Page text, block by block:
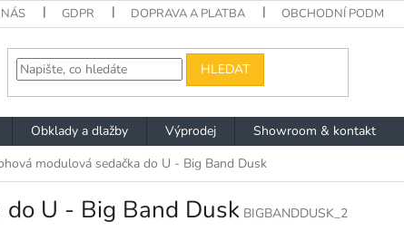
GDPR DOPRAVA A PLATBA OBCHODNÍ PODMÍNKY
HLEDAT
Obklady a dlažby Výprodej
Showroom & kontakt
modulová sedačka do U - Big Band Dusk
do U - Big Band Dusk BIGBANDDUSK_2